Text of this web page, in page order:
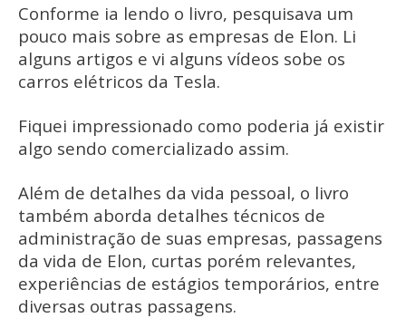
Conforme ia lendo o livro, pesquisava um
pouco mais sobre as empresas de Elon. Li
alguns artigos e vi alguns vídeos sobe os
carros elétricos da Tesla.
Fiquei impressionado como poderia já existir
algo sendo comercializado assim.
Além de detalhes da vida pessoal, o livro
também aborda detalhes técnicos de
administração de suas empresas, passagens
da vida de Elon, curtas porém relevantes,
experiências de estágios temporários, entre
diversas outras passagens.